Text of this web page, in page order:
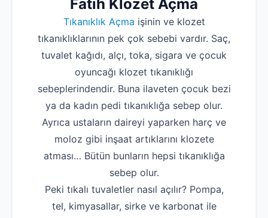
Fatih Klozet Açma
Tıkanıklık Açma işinin ve klozet
tıkanıklıklarının pek çok sebebi vardır. Saç,
tuvalet kağıdı, alçı, toka, sigara ve çocuk
oyuncağı klozet tıkanıklığı
sebeplerindendir. Buna ilaveten çocuk bezi
ya da kadın pedi tıkanıklığa sebep olur.
Ayrıca ustaların daireyi yaparken harç ve
moloz gibi inşaat artıklarını klozete
atması… Bütün bunların hepsi tıkanıklığa
sebep olur.
Peki tıkalı tuvaletler nasıl açılır? Pompa,
tel, kimyasallar, sirke ve karbonat ile